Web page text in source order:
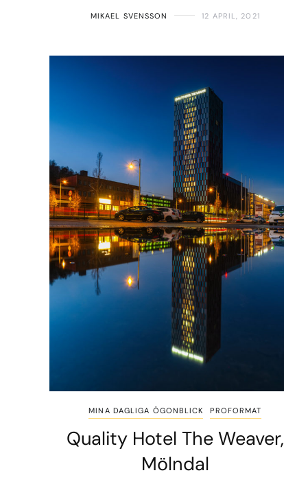
MIKAEL SVENSSON 12 APRIL, 2021
MINA DAGLIGA ÖGONBLICK PROFORMAT
Quality Hotel The Weaver,
Mölndal